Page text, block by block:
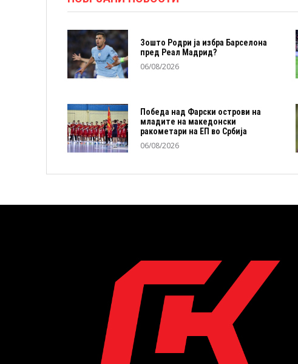
Зошто Родри ја избра Барселона
пред Реал Мадрид?
06/08/2026
Победа над Фарски острови на
младите на македонски
ракометари на ЕП во Србија
06/08/2026